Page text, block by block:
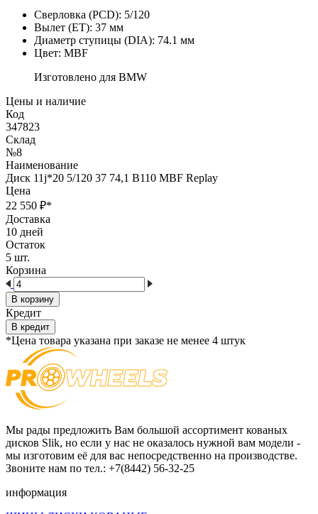
Сверловка (PCD): 5/120
Вылет (ET): 37 мм
Диаметр ступицы (DIA): 74.1 мм
Цвет: MBF
Изготовлено для BMW
Цены и наличие
Код
347823
Склад
№8
Наименование
Диск 11j*20 5/120 37 74,1 B110 MBF Replay
Цена
22 550 ₽*
Доставка
10 дней
Остаток
5 шт.
Корзина
В корзину
Кредит
В кредит
*Цена товара указана при заказе не менее 4 штук
Мы рады предложить Вам большой ассортимент кованых
дисков Slik, но если у нас не оказалось нужной вам модели -
мы изготовим её для вас непосредственно на производстве.
Звоните нам по тел.: +7(8442) 56-32-25
информация